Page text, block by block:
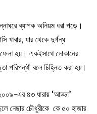
ব্যাপক অনিয়ম ধরা পড়ে।
খাবার, যার থেকে দুর্গন্ধ
ফেলা হয়। একইসাথে দোকানের
পরিপন্থী বলে চিহ্নিত করা হয়।
এর ৪৩ ধারায় ‘আড্ডা’
নেছার চৌধুরীকে কে ৫০ হাজার